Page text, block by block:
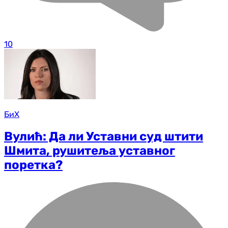
10
БиХ
Вулић: Да ли Уставни суд штити
Шмита, рушитеља уставног
поретка?